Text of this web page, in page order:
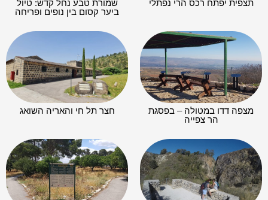
תצפית יפתח רכס הרי נפתלי
שמורת טבע נחל קדש: טיול
ביער קסום בין נופים ופריחה
מצפה דדו במטולה – בפסגת
הר צפייה
חצר תל חי והאריה השואג